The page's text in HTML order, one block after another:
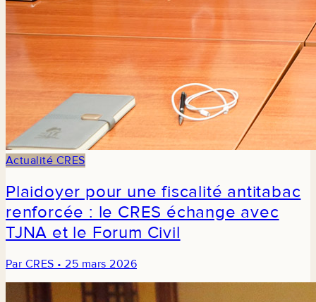
Actualité CRES
Plaidoyer pour une fiscalité antitabac
renforcée : le CRES échange avec
TJNA et le Forum Civil
Par CRES • 25 mars 2026